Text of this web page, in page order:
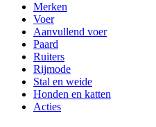
Merken
Voer
Aanvullend voer
Paard
Ruiters
Rijmode
Stal en weide
Honden en katten
Acties